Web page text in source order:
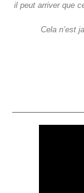
il peut arriver que
Cela n’est